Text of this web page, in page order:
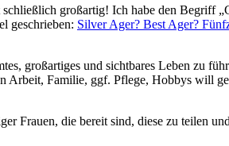
großartig! Ich habe den Begriff
geschrieben: Silver Ager? Best Ager?
großartiges und sichtbares Leben zu
Arbeit, Familie, ggf. Pflege, Hobbys will
Frauen, die bereit sind, diese zu teilen